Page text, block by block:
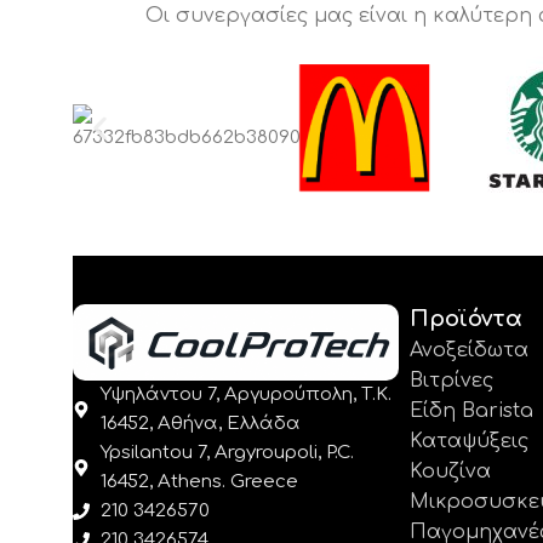
Οι συνεργασίες μας είναι η
Υψηλάντου 7, Αργυρούπολη, Τ.Κ.
16452, Αθήνα, Ελλάδα
Ypsilantou 7, Argyroupoli, P.C.
16452, Athens. Greece
210 3426570
Προϊόντα
Ανοξείδωτα
Βιτρίνες
Είδη Barista
Καταψύξεις
Κουζίνα